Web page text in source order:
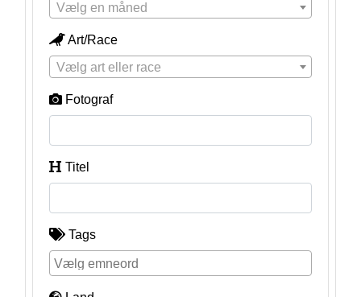
Vælg en måned
Art/Race
Vælg art eller race
Fotograf
Titel
Tags